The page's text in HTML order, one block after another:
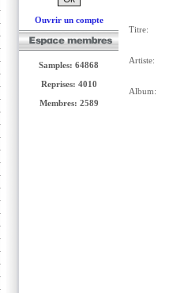
Ouvrir un compte
Samples: 64868
Reprises: 4010
Membres: 2589
Titre:
Artiste:
Album: